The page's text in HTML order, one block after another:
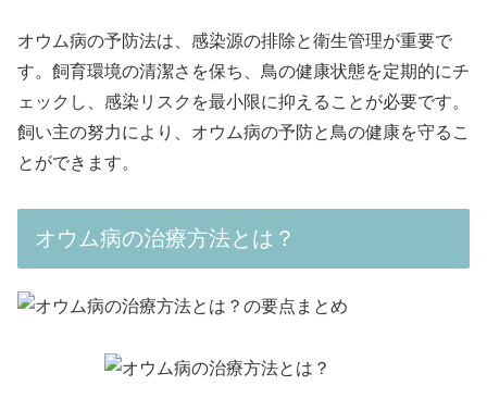
オウム病の予防法は、感染源の排除と衛生管理が重要で
す。飼育環境の清潔さを保ち、鳥の健康状態を定期的にチ
ェックし、感染リスクを最小限に抑えることが必要です。
飼い主の努力により、オウム病の予防と鳥の健康を守るこ
とができます。
オウム病の治療方法とは？